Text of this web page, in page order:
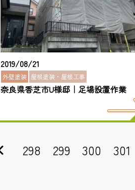
2019/08/21
外壁塗装 屋根塗装・屋根工事
奈良県香芝市U様邸｜足場設置作業
298 299 300 301